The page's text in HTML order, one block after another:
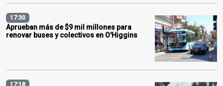
17:30
Aprueban más de $9 mil millones para
renovar buses y colectivos en O'Higgins
17:18